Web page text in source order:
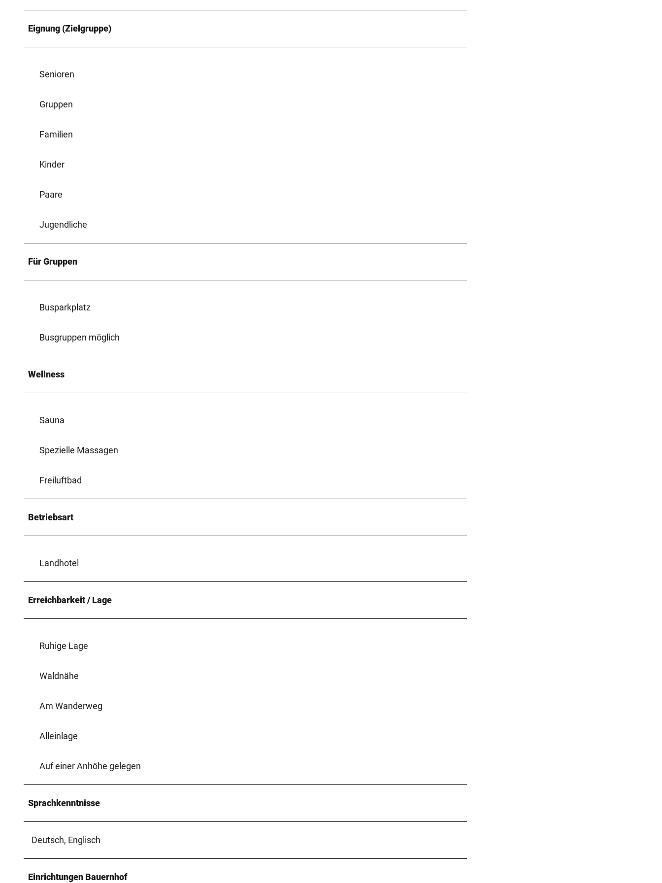
Eignung (Zielgruppe)
Senioren
Gruppen
Familien
Kinder
Paare
Jugendliche
Für Gruppen
Busparkplatz
Busgruppen möglich
Wellness
Sauna
Spezielle Massagen
Freiluftbad
Betriebsart
Landhotel
Erreichbarkeit / Lage
Ruhige Lage
Waldnähe
Am Wanderweg
Alleinlage
Auf einer Anhöhe gelegen
Sprachkenntnisse
Deutsch, Englisch
Einrichtungen Bauernhof